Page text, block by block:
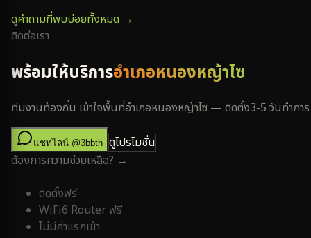
ดูคำถามที่พบบ่อยทั้งหมด →
ติดต่อเรา
พร้อมให้บริการอำเภอหนองหญ้าไซ
ทีมงานท้องถิ่น เข้าใจพื้นที่อำเภอหนองหญ้าไซ — ติดตั้ง3-5 วันทำการ
แชทไลน์ @3bbth ดูโปรโมชั่น
ต้องการความช่วยเหลือ? →
ติดตั้งฟรี
WiFi6 Router ฟรี
ไม่มีค่าแรกเข้า